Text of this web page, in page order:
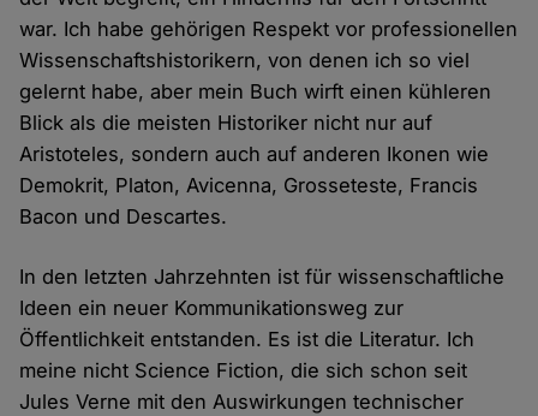
war. Ich habe gehörigen Respekt vor professionellen
Wissenschaftshistorikern, von denen ich so viel
gelernt habe, aber mein Buch wirft einen kühleren
Blick als die meisten Historiker nicht nur auf
Aristoteles, sondern auch auf anderen Ikonen wie
Demokrit, Platon, Avicenna, Grosseteste, Francis
Bacon und Descartes.
In den letzten Jahrzehnten ist für wissenschaftliche
Ideen ein neuer Kommunikationsweg zur
Öffentlichkeit entstanden. Es ist die Literatur. Ich
meine nicht Science Fiction, die sich schon seit
Jules Verne mit den Auswirkungen technischer